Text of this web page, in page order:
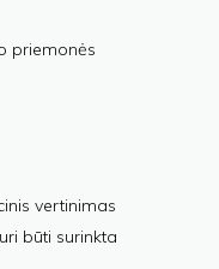
priemonės
vertinimas
būti surinkta